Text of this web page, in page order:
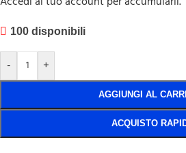
100 disponibili
- +
AGGIUNGI AL
ACQUISTO